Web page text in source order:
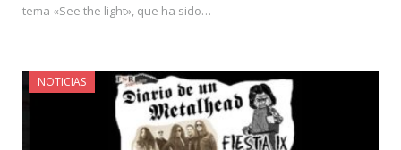
tema «See the light», que ha sido…
NOTICIAS